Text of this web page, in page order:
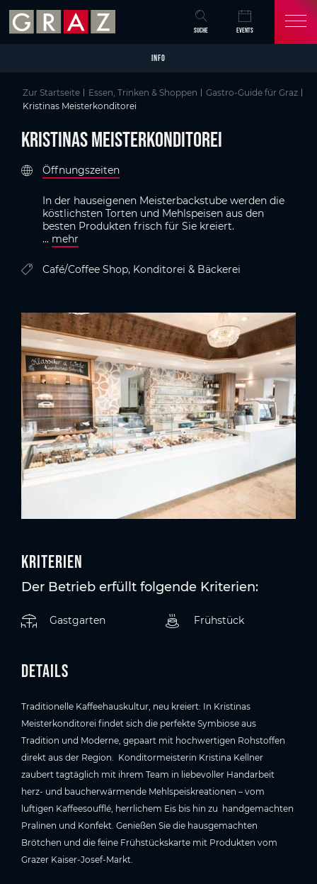
Skip to main content
Skip to table of contents
Skip to main navigation
SUCHE EVENTS
INFO
Zur Startseite Essen, Trinken & Shoppen
Gastro-Guide für Graz
Kristinas Meisterkonditorei
Kristinas Meisterkonditorei
Öffnungszeiten
In der hauseigenen Meisterbackstube werden die
köstlichsten Torten und Mehlspeisen aus den
besten Produkten frisch für Sie kreiert.
... mehr
Café/Coffee Shop, Konditorei & Bäckerei
Kriterien
Der Betrieb erfüllt folgende Kriterien:
Gastgarten Frühstück
Details
Traditionelle Kaffeehauskultur, neu kreiert: In Kristinas
Meisterkonditorei findet sich die perfekte Symbiose aus
Tradition und Moderne, gepaart mit hochwertigen Rohstoffen
direkt aus der Region. Konditormeisterin Kristina Kellner
zaubert tagtäglich mit ihrem Team in liebevoller Handarbeit
herz- und baucherwärmende Mehlspeiskreationen – vom
luftigen Kaffeesoufflé, herrlichem Eis bis hin zu handgemachten
Pralinen und Konfekt. Genießen Sie die hausgemachten
Brötchen und die feine Frühstückskarte mit Produkten vom
Grazer Kaiser-Josef-Markt.